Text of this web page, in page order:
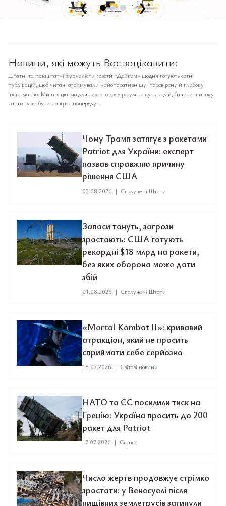
❮ ❯
Новини, які можуть Вас зацікавити:
Штатні та позаштатні журналісти газети «Дейком» щодня готують сотні
публікацій, щоб читачі отримували найоперативнішу, перевірену й глибоку
інформацію. Ми працюємо для тих, хто хоче розуміти суть подій, бачити широку
картину та бути на крок попереду.
Чому Трамп затягує з ракетами
Patriot для України: експерт
назвав справжню причину
рішення США
03.08.2026 | Сполучені Штати
Запаси тануть, загрози
зростають: США готують
рекордні $18 млрд на ракети,
без яких оборона може дати
збій
01.08.2026 | Сполучені Штати
«Mortal Kombat II»: кривавий
атракціон, який не просить
сприймати себе серйозно
18.07.2026 | Світові новини
НАТО та ЄС посилили тиск на
Грецію: Україна просить до 200
ракет для Patriot
17.07.2026 | Європа
Число жертв продовжує стрімко
зростати: у Венесуелі після
нищівних землетрусів загинули